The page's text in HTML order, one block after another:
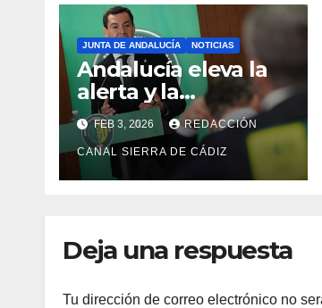
JUNTA DE ANDALUCÍA NOTICIAS
Andalucía eleva la
alerta y la
precaución ante el
temporal: colegios
cerrados y la UME
en preaviso
FEB 3, 2026 REDACCIÓN
CANAL SIERRA DE CÁDIZ
Deja una respuesta
Tu dirección de correo electrónico no